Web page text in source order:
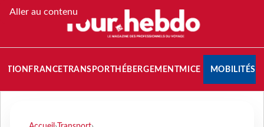
Aller au contenu
FRANCETRANSPORT HÉBERGEMENTMICE MOBILITÉS